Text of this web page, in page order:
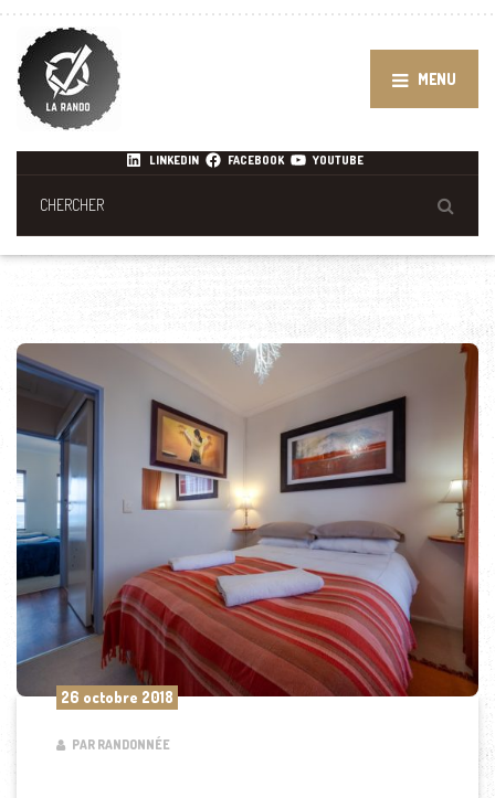
MENU
LINKEDIN FACEBOOK YOUTUBE
26 octobre 2018
PAR RANDONNÉE